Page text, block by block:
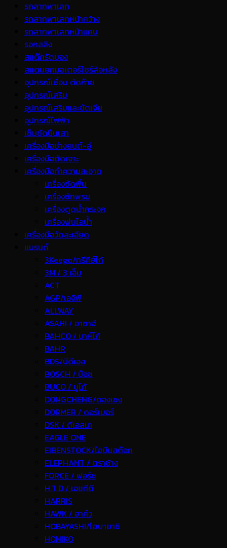
รถลากพาเลท
รถลากพาเลทหน้ากว้าง
รถลากพาเลทหน้าแคบ
รอกสลิง
สแต๊กรัดของ
สแตนยกมอเตอร์ไซร์ล้อหลัง
อุปกรณ์เชื่อม ตัดก๊าซ
อุปกรณ์เสริม
อุปกรณ์เสริมและขัดเจีย
อุปกรณ์ไฟฟ้า
เข็มขัดปีนเสา
เครื่องมือช่างยนต์-อู่
เครื่องมือตัดเจาะ
เครื่องมือทำความสะอาด
เครื่องขัดพื้น
เครื่องซักพรม
เครื่องดูดน้ำกระจก
เครื่องพ่นไอน้ำ
เครื่องมือวัดละเอียด
แบรนด์
3Keego/ทรีคีย์โก้
3M / 3 เอ็ม
ACT
AGP/เอจีพี
ALLWAY
ASAHI / อาซาฮี
BAHCO / บาห์โก้
BAHR
BDS/บีดีเอส
BOSCH / บ๊อช
BUCO / บูโก้
DONGCHENG/ดองเชง
DORMER / ดอร์เมอร์
DSK / ดีเอสเค
EAGLE ONE
EIBENSTOCK/ไอบีนสต๊อก
ELEPHANT / ตราช้าง
FORCE / ฟอร์ช
H.T.D / เอชทีดี
HARRIS
HAWK / ฮาค์ว
HOBAYASHI/โฮบายาชิ
HONIKO